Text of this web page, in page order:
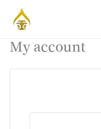
My account